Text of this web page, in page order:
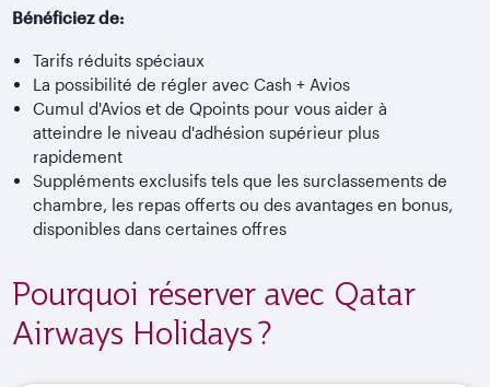
Bénéficiez de:
Tarifs réduits spéciaux
La possibilité de régler avec Cash + Avios
Cumul d'Avios et de Qpoints pour vous aider à
atteindre le niveau d'adhésion supérieur plus
rapidement
Suppléments exclusifs tels que les surclassements de
chambre, les repas offerts ou des avantages en bonus,
disponibles dans certaines offres
Pourquoi réserver avec Qatar
Airways Holidays ?